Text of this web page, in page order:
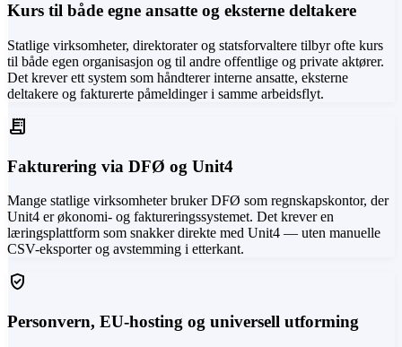
Kurs til både egne ansatte og eksterne deltakere
Statlige virksomheter, direktorater og statsforvaltere tilbyr ofte kurs
til både egen organisasjon og til andre offentlige og private aktører.
Det krever ett system som håndterer interne ansatte, eksterne
deltakere og fakturerte påmeldinger i samme arbeidsflyt.
receipt_long
Fakturering via DFØ og Unit4
Mange statlige virksomheter bruker DFØ som regnskapskontor, der
Unit4 er økonomi- og faktureringssystemet. Det krever en
læringsplattform som snakker direkte med Unit4 — uten manuelle
CSV-eksporter og avstemming i etterkant.
verified_user
Personvern, EU-hosting og universell utforming